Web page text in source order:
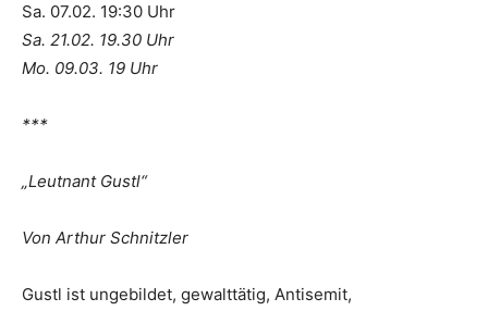
Sa. 07.02. 19:30 Uhr
Sa. 21.02. 19.30 Uhr
Mo. 09.03. 19 Uhr
***
„Leutnant Gustl“
Von Arthur Schnitzler
Gustl ist ungebildet, gewalttätig, Antisemit,